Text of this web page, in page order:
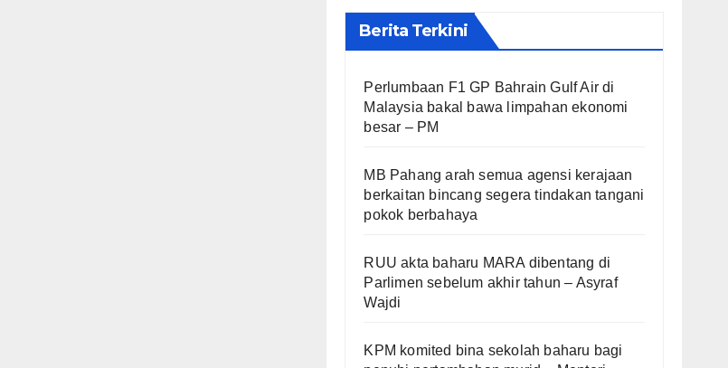
Berita Terkini
Perlumbaan F1 GP Bahrain Gulf Air di
Malaysia bakal bawa limpahan ekonomi
besar – PM
MB Pahang arah semua agensi kerajaan
berkaitan bincang segera tindakan tangani
pokok berbahaya
RUU akta baharu MARA dibentang di
Parlimen sebelum akhir tahun – Asyraf
Wajdi
KPM komited bina sekolah baharu bagi